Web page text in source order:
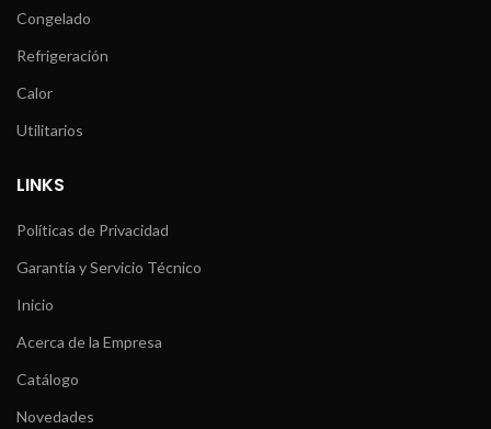
Congelado
Refrigeración
Calor
Utilitarios
LINKS
Políticas de Privacidad
Garantía y Servicio Técnico
Inicio
Acerca de la Empresa
Catálogo
Novedades